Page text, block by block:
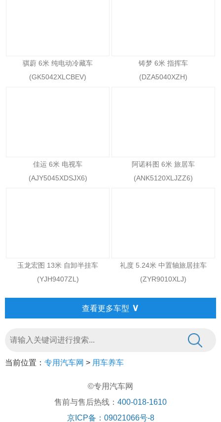
骐蔚 6米 纯电动冷藏车
(GK5042XLCBEV)
铸梦 6米 指挥车
(DZA5040XZH)
佳运 6米 电视车
(AJY5045XDSJX6)
阿诺科图 6米 旅居车
(ANK5120XLJZZ6)
玉龙宏图 13米 自卸半挂车
(YJH9407ZL)
礼度 5.24米 中置轴旅居挂车
(ZYR9010XLJ)
查看更多车型 ∨
当前位置： 专用汽车网 > 用车养车
©专用汽车网
售前与售后热线： 400-018-1610
京ICP备：09021066号-8